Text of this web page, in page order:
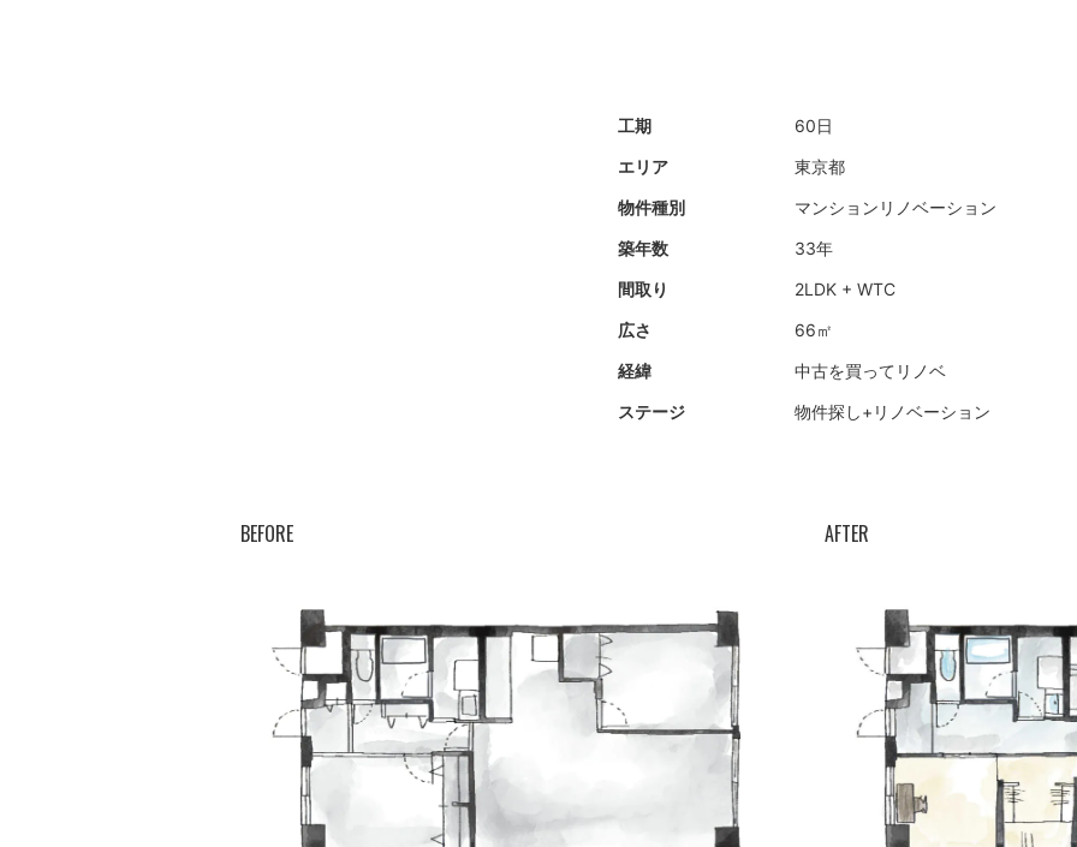
工期
60日
エリア
東京都
物件種別
マンション リノベーション
築年数
33年
間取り
2LDK + WTC
広さ
66㎡
経緯
中古を買ってリノベ
ステージ
物件探し+ リノベーション
BEFORE AFTER